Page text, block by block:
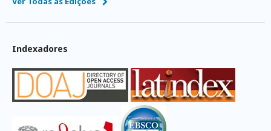
Indexadores